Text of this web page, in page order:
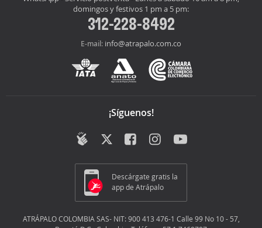
domingos y festivos 1 pm a 5 pm:
312-228-8492
E-mail: info@atrapalo.com.co
¡Síguenos!
Descárgate gratis la
app de Atrápalo
ATRÁPALO COLOMBIA SAS- NIT: 900 413 476-1 Calle 99 No 10 - 57,